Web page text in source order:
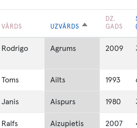
VĀRDS UZVĀRDS SAKĀRTOT
DZ.
GADS
Rodrigo Agrums 2009
Toms Ailts 1993
Janis Aispurs 1980
Ralfs Aizupietis 2007